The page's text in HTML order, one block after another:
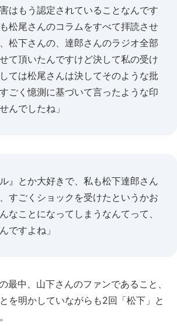
はもう認定されていることなんです
松尾さんのコラムをすべて拝読させ
松下さんの、達郎さんのラジオ全部
て頂いたんですけど決して私の受け
ては松尾さんは決してそのような批
ごく憶測に基づいて言ったような印
んでしたね」
』とか大好きで、私も松下達郎さん
すごくショックを受けたというかお
なことになってしまうなんてって、
ですよね」
最中、山下さんのファンであること、
を明かしていながらも2回「松下」と